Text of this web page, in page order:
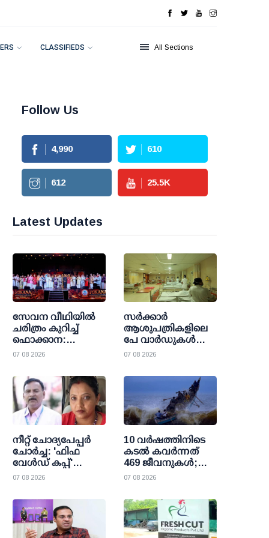
CLASSIFIEDS All Sections
Follow Us
4,990 610
612 25.5K
Latest Updates
സേവന വീഥിയില്‍
ചരിത്രം കുറിച്ച്
ഫൊക്കാന:
കല്‍ഹാരിയില്‍
പുതിയ പ്രഭാതം
07 08 2026
സര്‍ക്കാര്‍
ആശുപത്രികളിലെ
പേ വാര്‍ഡുകള്‍
ഇനി എല്ലാവര്‍ക്കും;
ഒഴിവാക്കി
07 08 2026
നീറ്റ് ചോദ്യപേപ്പര്‍
ചോര്‍ച്ച: 'ഫിഫ
വേള്‍ഡ് കപ്പ്'
വാട്സാപ്പ് ഗ്രൂപ്പ്
ഞെട്ടിക്കുന്ന
വിവരങ്ങള്‍
പുറത്തുവിട്ട്
സി.ബി.ഐ
07 08 2026
10 വര്‍ഷത്തിനിടെ
കടല്‍ കവര്‍ന്നത്
469 ജീവനുകള്‍;
47000 ത്തിലധികം
രക്ഷാകരമേകി
മറൈന്‍ ഫിഷറീസ്
07 08 2026